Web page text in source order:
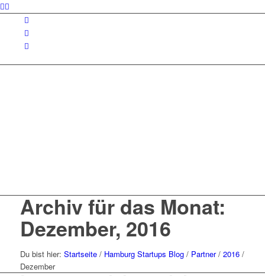
Archiv für das Monat:
Dezember, 2016
Du bist hier: Startseite / Hamburg Startups Blog / Partner / 2016 /
Dezember